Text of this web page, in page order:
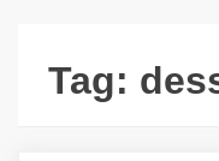
Tag: